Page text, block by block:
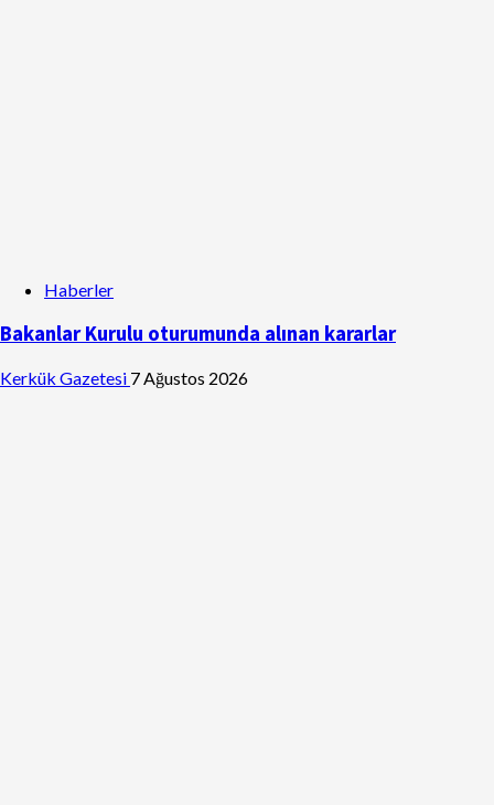
Haberler
Bakanlar Kurulu oturumunda alınan kararlar
Kerkük Gazetesi 7 Ağustos 2026